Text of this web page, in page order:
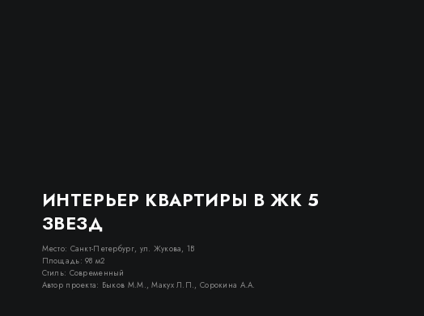
ИНТЕРЬЕР КВАРТИРЫ В ЖК 5
ЗВЕЗД
Место: Санкт-Петербург, ул. Жукова, 1В
Площадь: 98 м2
Стиль: Современный
Автор проекта: Быков М.М., Макух Л.П., Сорокина А.А.